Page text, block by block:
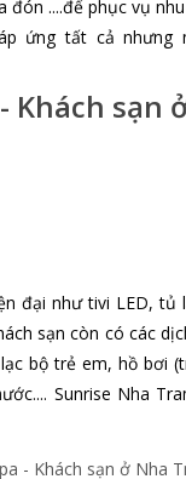
....để phục vụ
ứng tất cả nhưng
đại như tivi LED, tủ
sạn còn có các
bộ trẻ em, hồ bơi
Sunrise Nha